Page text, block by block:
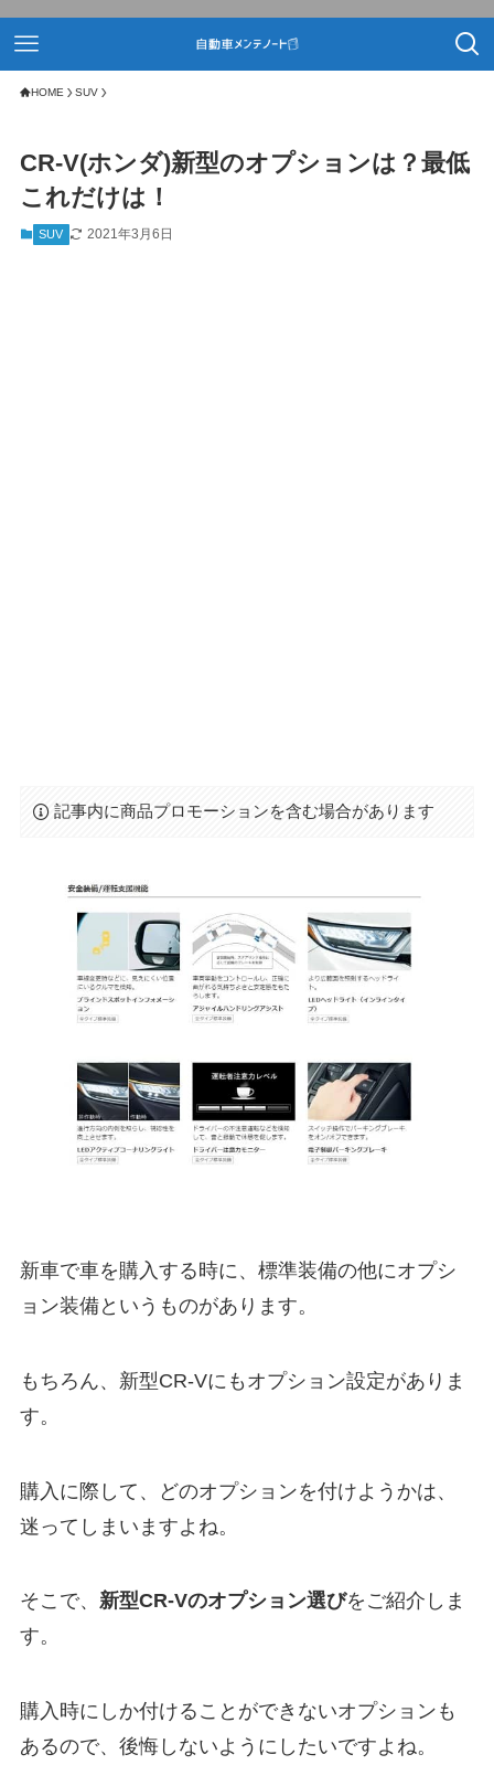
HOME SUV
CR-V(ホンダ)新型のオプションは？最低
これだけは！
SUV 2021年3月6日
記事内に商品プロモーションを含む場合があります
新車で車を購入する時に、標準装備の他にオプシ
ョン装備というものがあります。
もちろん、新型CR-Vにもオプション設定がありま
す。
購入に際して、どのオプションを付けようかは、
迷ってしまいますよね。
そこで、 新型CR-Vのオプション選びをご紹介しま
す。
購入時にしか付けることができないオプションも
あるので、後悔しないようにしたいですよね。